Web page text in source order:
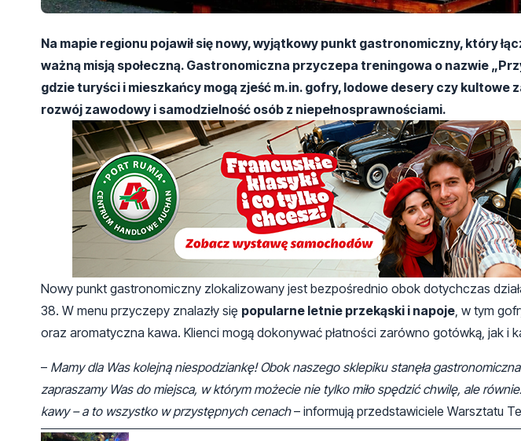
Na mapie regionu pojawił się nowy, wyjątkowy punkt gastronomiczny, który
ważną misją społeczną. Gastronomiczna przyczepa treningowa o nazwie
gdzie turyści i mieszkańcy mogą zjeść m.in. gofry, lodowe desery czy kultowe
rozwój zawodowy i samodzielność osób z niepełnosprawnościami.
Nowy punkt gastronomiczny zlokalizowany jest bezpośrednio obok dotychczas
38. W menu przyczepy znalazły się popularne letnie przekąski i napoje , w tym
oraz aromatyczna kawa. Klienci mogą dokonywać płatności zarówno gotówką, jak i
– Mamy dla Was kolejną niespodziankę! Obok naszego sklepiku stanęła
zapraszamy Was do miejsca, w którym możecie nie tylko miło spędzić chwilę, ale
kawy – a to wszystko w przystępnych cenach– informują przedstawiciele Warsztatu